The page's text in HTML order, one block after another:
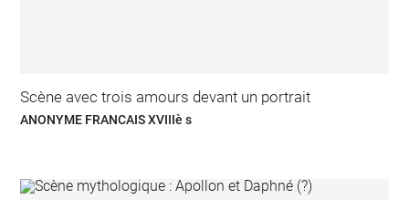
Scène avec trois amours devant un portrait
ANONYME FRANCAIS XVIIIè s